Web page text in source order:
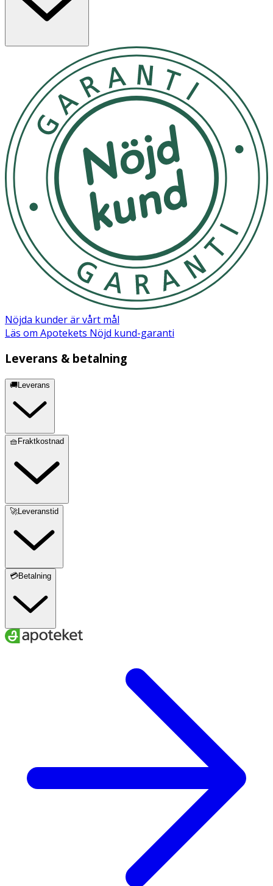
Nöjda kunder är vårt mål
Läs om Apotekets Nöjd kund-garanti
Leverans & betalning
🚚Leverans
🧺Fraktkostnad
🚀Leveranstid
💳Betalning